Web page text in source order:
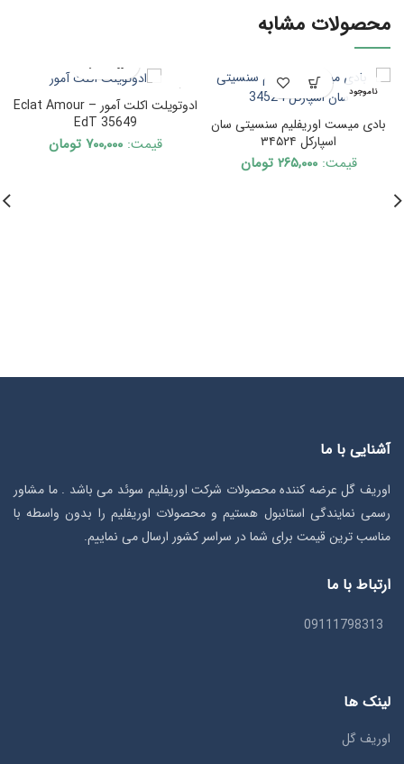
محصولات مشابه
ناموجود
بادی میست اوریفلیم سنسیتی سان
اسپارکل ۳۴۵۲۴
قیمت:۲۶۵,۰۰۰ تومان
ناموجود
ادوتویلت اکلت آمور – Eclat Amour
EdT 35649
قیمت: ۷۰۰,۰۰۰ تومان
آشنایی با ما
اوریف گل عرضه کننده محصولات شرکت اوریفلیم سوئد می باشد . ما مشاور
رسمی نمایندگی استانبول هستیم و محصولات اوریفلیم را بدون واسطه با
مناسب ترین قیمت برای شما در سراسر کشور ارسال می نماییم.
ارتباط با ما
09111798313
لینک ها
اوریف گل